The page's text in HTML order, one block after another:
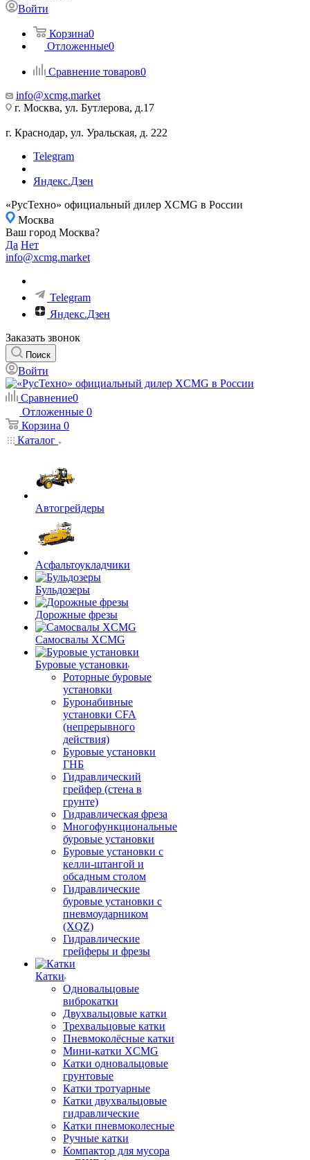
Войти
Корзина0
Отложенные0
Сравнение товаров0
info@xcmg.market
г. Москва, ул. Бутлерова, д.17
г. Краснодар, ул. Уральская, д. 222
Telegram
Яндекс.Дзен
«РусТехно» официальный дилер XCMG в России
Москва
Ваш город Москва?
Да Нет
info@xcmg.market
Telegram
Яндекс.Дзен
Заказать звонок
Поиск
Войти
Сравнение0
Отложенные 0
Корзина 0
Каталог
Автогрейдеры
Асфальтоукладчики
Бульдозеры
Дорожные фрезы
Самосвалы XCMG
Буровые установки
Роторные буровые
установки
Буронабивные
установки CFA
(непрерывного
действия)
Буровые установки
ГНБ
Гидравлический
грейфер (стена в
грунте)
Гидравлическая фреза
Многофункциональные
буровые установки
Буровые установки с
келли-штангой и
обсадным столом
Гидравлические
буровые установки с
пневмоударником
(XQZ)
Гидравлические
грейферы и фрезы
Катки
Одновальцовые
виброкатки
Двухвальцовые катки
Трехвальцовые катки
Пневмоколёсные катки
Мини-катки XCMG
Катки одновальцовые
грунтовые
Катки тротуарные
Катки двухвальцовые
гидравлические
Катки пневмоколесные
Ручные катки
Компактор для мусора